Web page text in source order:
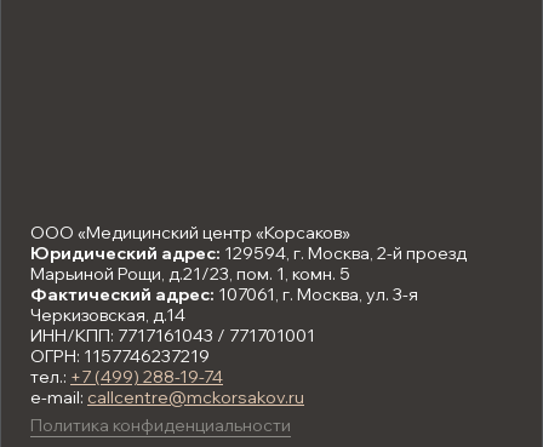
ООО «Медицинский центр «Корсаков»
Юридический адрес: 129594, г. Москва, 2-й проезд
Марьиной Рощи, д.21/23, пом. 1, комн. 5
Фактический адрес: 107061, г. Москва, ул. 3-я
Черкизовская, д.14
ИНН/КПП: 7717161043 / 771701001
ОГРН: 1157746237219
тел.: +7 (499) 288-19-74
e-mail: callcentre@mckorsakov.ru
Политика конфиденциальности